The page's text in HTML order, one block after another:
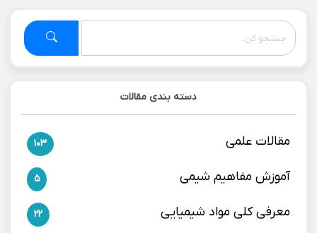
دسته بندی مقالات
مقالات علمی 103
آموزش مفاهیم شیمی 5
معرفی کلی مواد شیمیایی 22